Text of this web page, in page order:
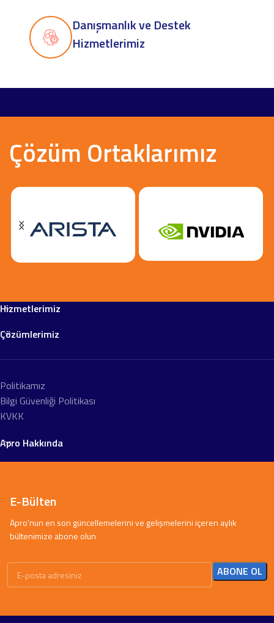
Danışmanlık ve Destek
Hizmetlerimiz
Çözüm Ortaklarımız
Hizmetlerimiz
Çözümlerimiz
Politikamız
Bilgi Güvenliği Politikası
KVKK
Apro Hakkında
E-Bülten
Apro'nun en son güncellemelerini ve gelişmelerini içeren aylık
bültenimize abone olun